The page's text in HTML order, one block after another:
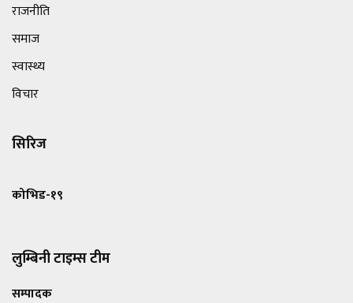
राजनीति
समाज
स्वास्थ्य
विचार
सिरिज
कोभिड-१९
लुम्बिनी टाइम्स टीम
सम्पादक